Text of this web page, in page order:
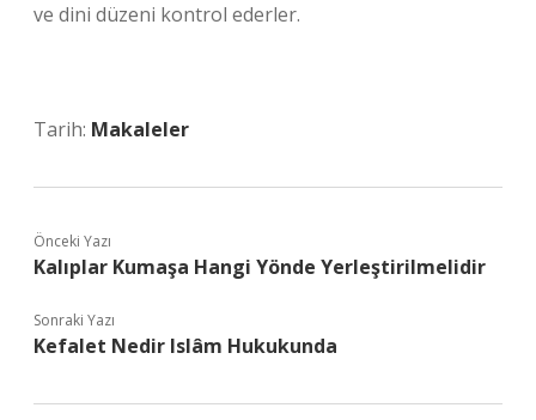
ve dini düzeni kontrol ederler.
Tarih: Makaleler
Önceki Yazı
Kalıplar Kumaşa Hangi Yönde Yerleştirilmelidir
Sonraki Yazı
Kefalet Nedir Islâm Hukukunda